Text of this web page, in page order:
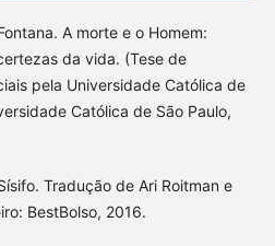
A morte e o Homem:
da vida. (Tese de
pela Universidade Católica de
Católica de São Paulo,
Tradução de Ari Roitman e
BestBolso, 2016.